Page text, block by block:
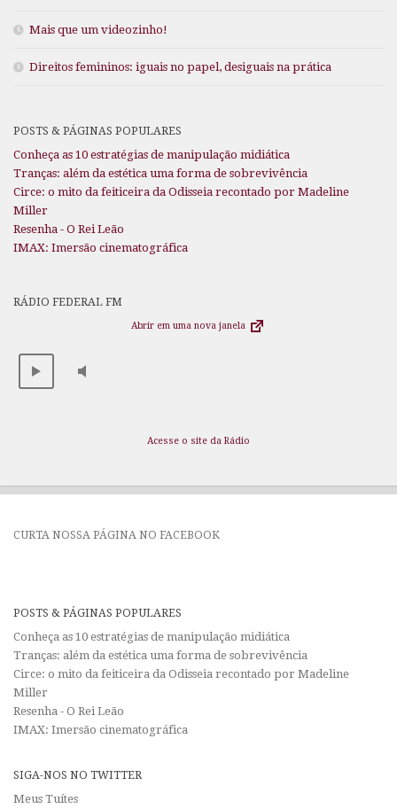
Mais que um videozinho!
Direitos femininos: iguais no papel, desiguais na prática
POSTS & PÁGINAS POPULARES
Conheça as 10 estratégias de manipulação midiática
Tranças: além da estética uma forma de sobrevivência
Circe: o mito da feiticeira da Odisseia recontado por Madeline
Miller
Resenha - O Rei Leão
IMAX: Imersão cinematográfica
RÁDIO FEDERAL FM
Abrir em uma nova janela
Acesse o site da Rádio
CURTA NOSSA PÁGINA NO FACEBOOK
POSTS & PÁGINAS POPULARES
Conheça as 10 estratégias de manipulação midiática
Tranças: além da estética uma forma de sobrevivência
Circe: o mito da feiticeira da Odisseia recontado por Madeline
Miller
Resenha - O Rei Leão
IMAX: Imersão cinematográfica
SIGA-NOS NO TWITTER
Meus Tuítes